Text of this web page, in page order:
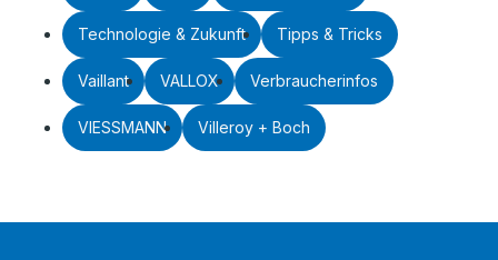
Technologie & Zukunft Tipps & Tricks
Vaillant VALLOX Verbraucherinfos
VIESSMANN Villeroy + Boch